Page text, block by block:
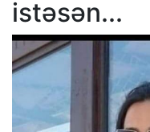
istəsən...